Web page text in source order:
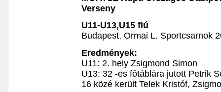
Verseny
U11-U13,U15 fiú
Budapest, Ormai L. Sportcsarnok
Eredmények:
U11: 2. hely Zsigmond Simon
U13: 32 -es főtáblára jutott Petrik
16 közé került Telek Kristóf,